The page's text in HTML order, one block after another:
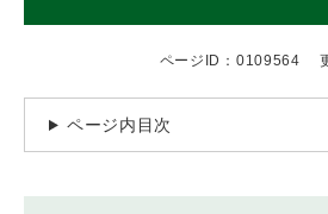
ページID：0109564
ページ内目次